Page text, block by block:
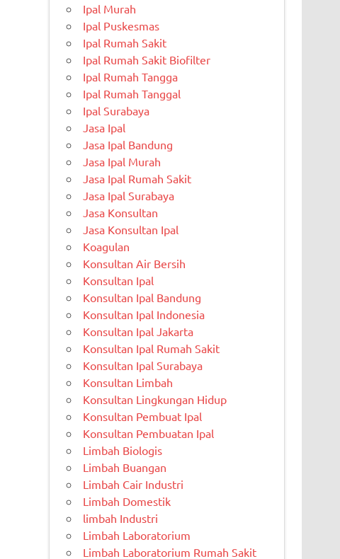
Ipal Murah
Ipal Puskesmas
Ipal Rumah Sakit
Ipal Rumah Sakit Biofilter
Ipal Rumah Tangga
Ipal Rumah Tanggal
Ipal Surabaya
Jasa Ipal
Jasa Ipal Bandung
Jasa Ipal Murah
Jasa Ipal Rumah Sakit
Jasa Ipal Surabaya
Jasa Konsultan
Jasa Konsultan Ipal
Koagulan
Konsultan Air Bersih
Konsultan Ipal
Konsultan Ipal Bandung
Konsultan Ipal Indonesia
Konsultan Ipal Jakarta
Konsultan Ipal Rumah Sakit
Konsultan Ipal Surabaya
Konsultan Limbah
Konsultan Lingkungan Hidup
Konsultan Pembuat Ipal
Konsultan Pembuatan Ipal
Limbah Biologis
Limbah Buangan
Limbah Cair Industri
Limbah Domestik
limbah Industri
Limbah Laboratorium
Limbah Laboratorium Rumah Sakit